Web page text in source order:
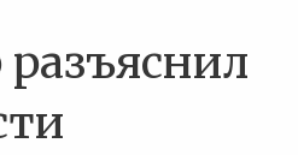
разъяснил